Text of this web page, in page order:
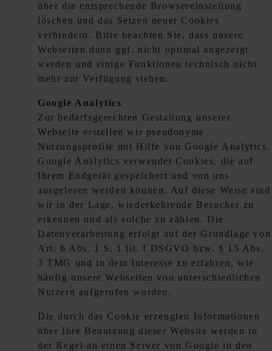
über die entsprechende Browsereinstellung
löschen und das Setzen neuer Cookies
verhindern. Bitte beachten Sie, dass unsere
Webseiten dann ggf. nicht optimal angezeigt
werden und einige Funktionen technisch nicht
mehr zur Verfügung stehen.
Google Analytics
Zur bedarfsgerechten Gestaltung unserer
Webseite erstellen wir pseudonyme
Nutzungsprofile mit Hilfe von Google Analytics.
Google Analytics verwendet Cookies, die auf
Ihrem Endgerät gespeichert und von uns
ausgelesen werden können. Auf diese Weise sind
wir in der Lage, wiederkehrende Besucher zu
erkennen und als solche zu zählen. Die
Datenverarbeitung erfolgt auf der Grundlage von
Art. 6 Abs. 1 S. 1 lit. f DSGVO bzw. § 15 Abs.
3 TMG und in dem Interesse zu erfahren, wie
häufig unsere Webseiten von unterschiedlichen
Nutzern aufgerufen wurden.
Die durch das Cookie erzeugten Informationen
über Ihre Benutzung dieser Website werden in
der Regel an einen Server von Google in den